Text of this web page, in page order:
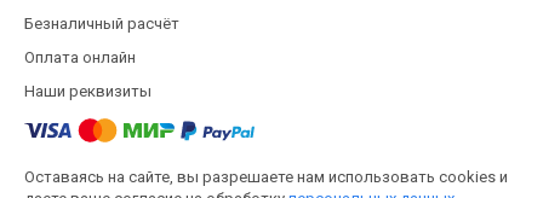
Безналичный расчёт
Оплата онлайн
Наши реквизиты
Оставаясь на сайте, вы разрешаете нам использовать cookies и